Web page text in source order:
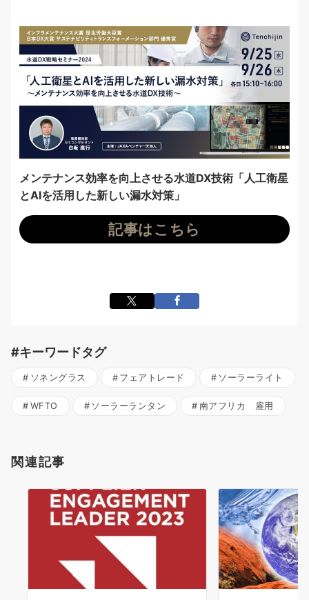
メンテナンス効率を向上させる水道DX技術「人工衛星
とAIを活用した新しい漏水対策」
記事はこちら
#キーワードタグ
ソネングラス フェアトレード ソーラーライト
WFTO ソーラーランタン 南アフリカ 雇用
関連記事